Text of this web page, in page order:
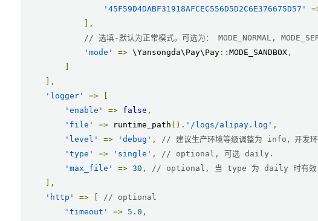
'45F59D4DABF31918AFCEC556D5D2C6E376675D57'
],
// 选填-默认为正常模式。可选为： MODE_NORMAL,
'mode'
=> \Yansongda\Pay\Pay ::MODE_SANDBOX ,
],
'logger'
=>
'enable'
=> false ,
'file'
=> runtime_path (). '/logs/alipay.log' ,
'level'
=> 'debug' ,
// 建议生产环境等级调整为 info，开发
'type'
=> 'single' ,
// optional, 可选 daily.
'max_file'
=> 30 ,
// optional, 当 type 为 daily 时有效
],
'http'
=>
// optional
'timeout'
=> 5.0 ,